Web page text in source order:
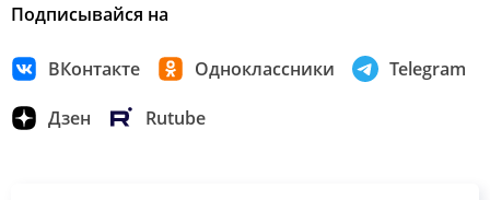
Подписывайся на
ВКонтакте Одноклассники Telegram
Дзен Rutube